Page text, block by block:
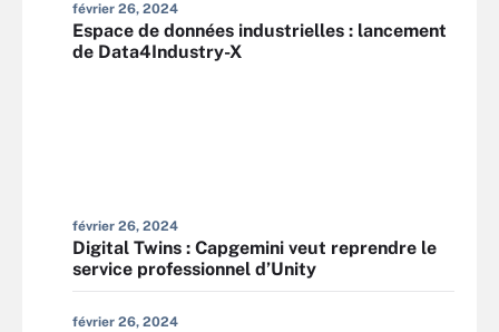
février 26, 2024
Espace de données industrielles : lancement
de Data4Industry-X
février 26, 2024
Digital Twins : Capgemini veut reprendre le
service professionnel d’Unity
février 26, 2024